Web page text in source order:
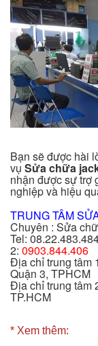
Bạn sẽ được hài
vụSửa chữa
nhận được sự trợ
nghiệp và hiệu
TRUNG TÂM
Chuyên : Sửa
Tel:
2: 0903.844.406
Địa chỉ trung tâm
Quận 3, TPHCM
Địa chỉ trung tâm
TP.HCM
* Xem thêm: